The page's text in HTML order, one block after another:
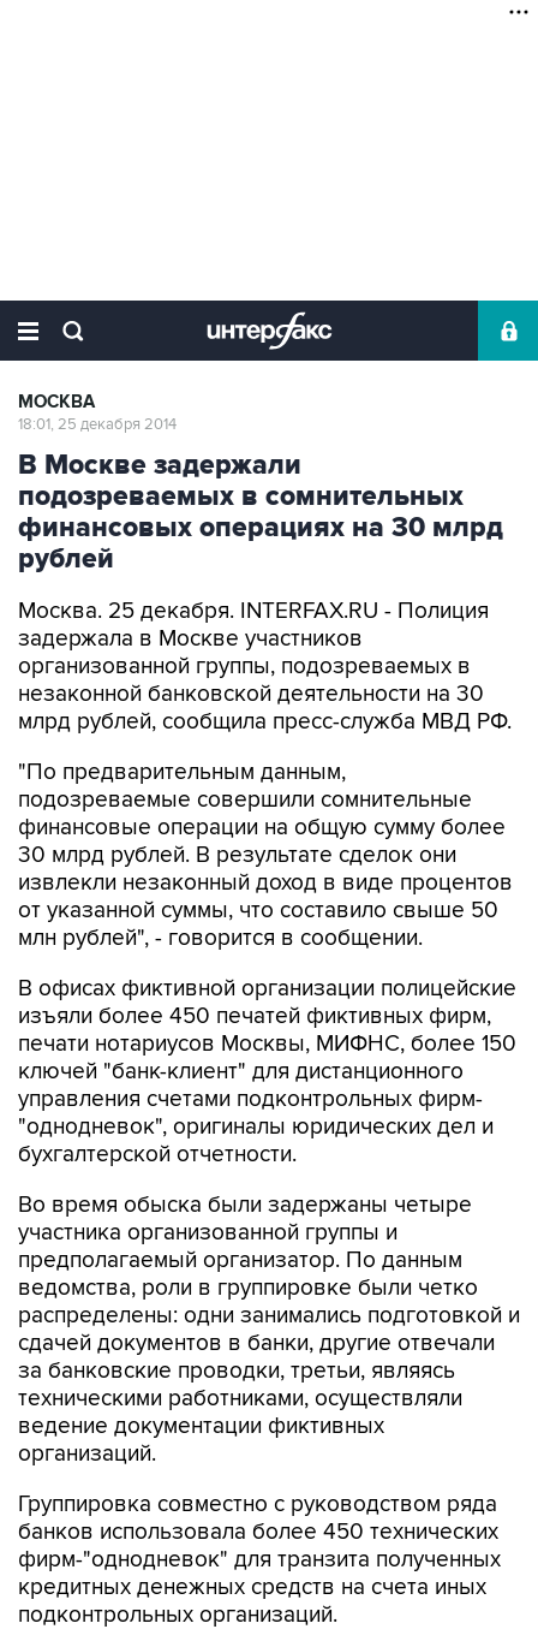
МОСКВА
18:01, 25 декабря 2014
В Москве задержали
подозреваемых в сомнительных
финансовых операциях на 30 млрд
рублей
Москва. 25 декабря. INTERFAX.RU - Полиция
задержала в Москве участников
организованной группы, подозреваемых в
незаконной банковской деятельности на 30
млрд рублей, сообщила пресс-служба МВД РФ.
"По предварительным данным,
подозреваемые совершили сомнительные
финансовые операции на общую сумму более
30 млрд рублей. В результате сделок они
извлекли незаконный доход в виде процентов
от указанной суммы, что составило свыше 50
млн рублей", - говорится в сообщении.
В офисах фиктивной организации полицейские
изъяли более 450 печатей фиктивных фирм,
печати нотариусов Москвы, МИФНС, более 150
ключей "банк-клиент" для дистанционного
управления счетами подконтрольных фирм-
"однодневок", оригиналы юридических дел и
бухгалтерской отчетности.
Во время обыска были задержаны четыре
участника организованной группы и
предполагаемый организатор. По данным
ведомства, роли в группировке были четко
распределены: одни занимались подготовкой и
сдачей документов в банки, другие отвечали
за банковские проводки, третьи, являясь
техническими работниками, осуществляли
ведение документации фиктивных
организаций.
Группировка совместно с руководством ряда
банков использовала более 450 технических
фирм-"однодневок" для транзита полученных
кредитных денежных средств на счета иных
подконтрольных организаций.